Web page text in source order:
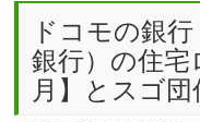
ドコモの銀
銀行）の住宅
月】とスゴ団